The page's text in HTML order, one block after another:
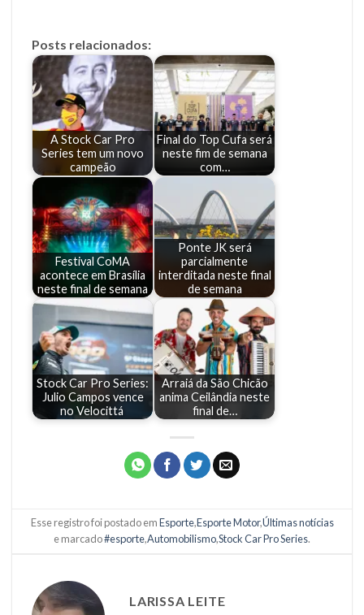
Posts relacionados:
A Stock Car Pro
Series tem um novo
campeão
Final do Top Cufa será
neste fim de semana
com…
Festival CoMA
acontece em Brasília
neste final de semana
Ponte JK será
parcialmente
interditada neste final
de semana
Stock Car Pro Series:
Julio Campos vence
no Velocittá
Arraiá da São Chicão
anima Ceilândia neste
final de…
Esse registro foi postado emEsporte,Esporte Motor,Últimas notícias
e marcado#esporte,Automobilismo,Stock Car Pro Series.
LARISSA LEITE